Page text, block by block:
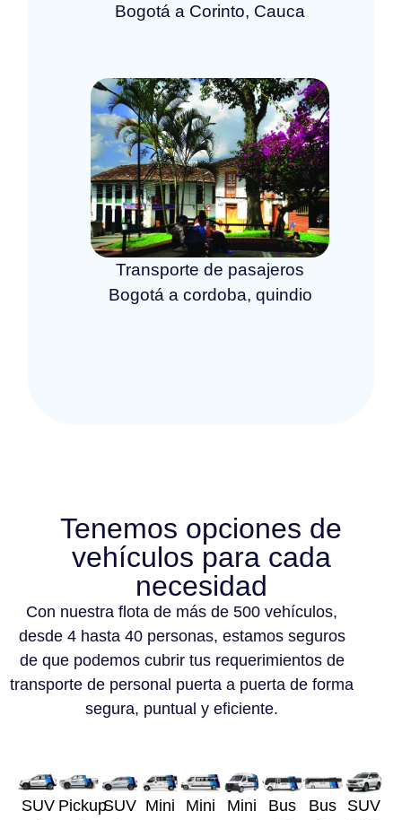
Bogotá a Corinto, Cauca
Transporte de pasajeros
Bogotá a cordoba, quindio
Tenemos opciones de
vehículos para cada
necesidad
Con nuestra flota de más de 500 vehículos,
desde 4 hasta 40 personas, estamos seguros
de que podemos cubrir tus requerimientos de
transporte de personal puerta a puerta de forma
segura, puntual y eficiente.
SUV PickupSUV Mini
Mini
Mini
Bus
Bus
SUV